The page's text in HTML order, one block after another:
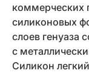
коммерческих
силиконовых
слоев генуаза
с
Силикон